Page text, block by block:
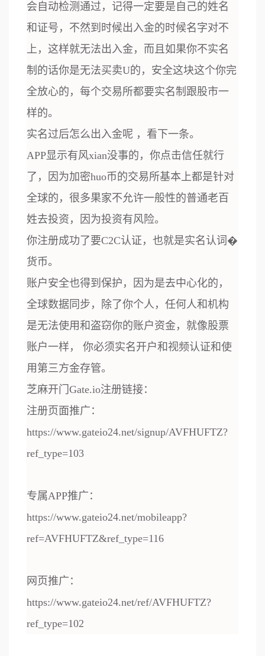
会自动检测通过，记得一定要是自己的姓名
和证号，不然到时候出入金的时候名字对不
上，这样就无法出入金，而且如果你不实名
制的话你是无法买卖U的，安全这块这个你完
全放心的，每个交易所都要实名制跟股市一
样的。
实名过后怎么出入金呢 ，看下一条。
APP显示有风xian没事的，你点击信任就行
了，因为加密huo币的交易所基本上都是针对
全球的，很多果家不允许一般性的普通老百
姓去投资，因为投资有风险。
你注册成功了要C2C认证，也就是实名认词�
货币。
账户安全也得到保护，因为是去中心化的，
全球数据同步，除了你个人，任何人和机构
是无法使用和盗窃你的账户资金，就像股票
账户一样， 你必须实名开户和视频认证和使
用第三方金存管。
芝麻开门Gate.io注册链接：
注册页面推广：
https://www.gateio24.net/signup/AVFHUFTZ?
ref_type=103
专属APP推广：
https://www.gateio24.net/mobileapp?
ref=AVFHUFTZ&ref_type=116
网页推广：
https://www.gateio24.net/ref/AVFHUFTZ?
ref_type=102